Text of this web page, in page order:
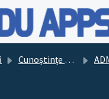
conținutul principal
Cunoștințe de bază